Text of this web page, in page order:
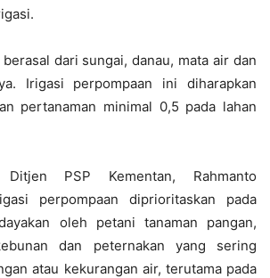
dari sungai, danau, mata air dan
Irigasi perpompaan ini diharapkan
pertanaman minimal 0,5 pada lahan
PSP Kementan, Rahmanto
perpompaan diprioritaskan pada
oleh petani tanaman pangan,
dan peternakan yang sering
atau kekurangan air, terutama pada